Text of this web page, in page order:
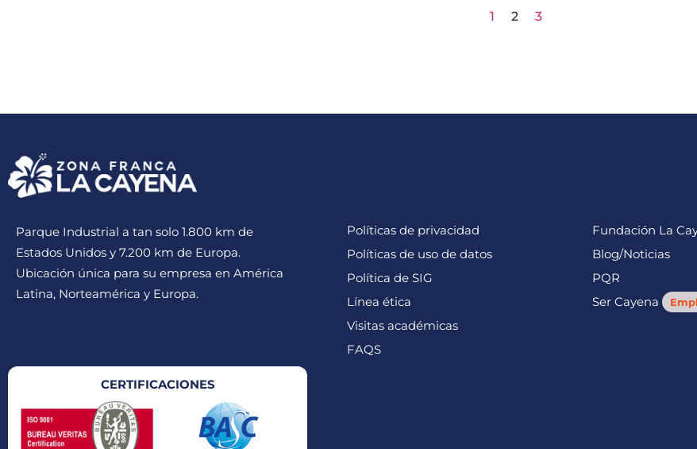
1 2 3
Parque Industrial a tan solo 1.800 km de
Estados Unidos y 7.200 km de Europa.
Ubicación única para su empresa en América
Latina, Norteamérica y Europa.
Políticas de privacidad
Políticas de uso de datos
Política de SIG
Línea ética
Visitas académicas
FAQS
Fundación La
Blog/Noticias
PQR
Ser Cayena
CERTIFICACIONES